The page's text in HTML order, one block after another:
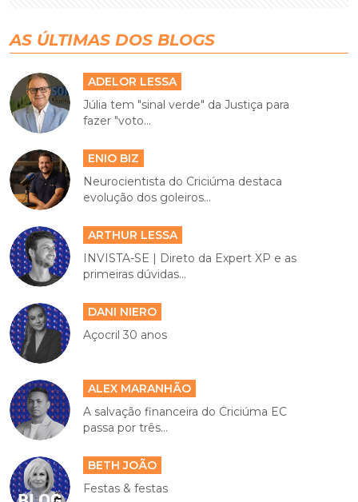
AS ÚLTIMAS DOS BLOGS
ADELOR LESSA
Júlia tem "sinal verde" da Justiça para
fazer "voto...
ENIO BIZ
Neurocientista do Criciúma destaca
evolução dos goleiros...
ARTHUR LESSA
INVISTA-SE | Direto da Expert XP e as
primeiras dúvidas...
DANI NIERO
Açocril 30 anos
ALEX MARANHÃO
A salvação financeira do Criciúma EC
passa por três...
BETH JOÃO
Festas & festas